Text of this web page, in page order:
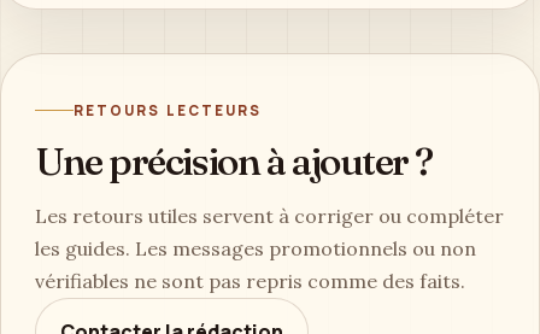
RETOURS LECTEURS
Une précision à ajouter ?
Les retours utiles servent à corriger ou compléter
les guides. Les messages promotionnels ou non
vérifiables ne sont pas repris comme des faits.